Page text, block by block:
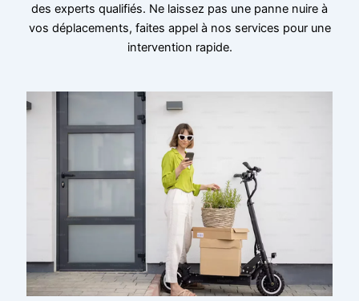
des experts qualifiés. Ne laissez pas une panne nuire à
vos déplacements, faites appel à nos services pour une
intervention rapide.